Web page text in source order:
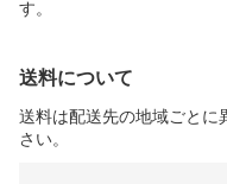
す。
送料について
送料は配送先の地域ごとに
さい。